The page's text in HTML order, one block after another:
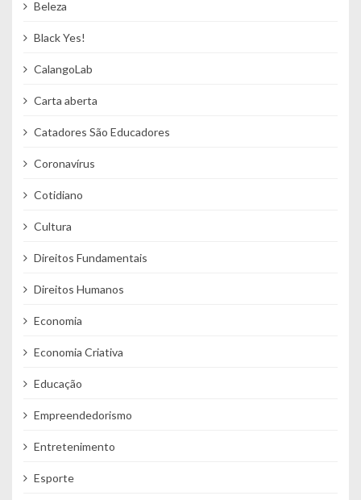
Beleza
Black Yes!
CalangoLab
Carta aberta
Catadores São Educadores
Coronavírus
Cotidiano
Cultura
Direitos Fundamentais
Direitos Humanos
Economia
Economia Criativa
Educação
Empreendedorismo
Entretenimento
Esporte